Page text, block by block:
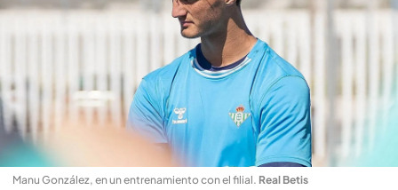
Manu González, en un entrenamiento con el filial. Real Betis